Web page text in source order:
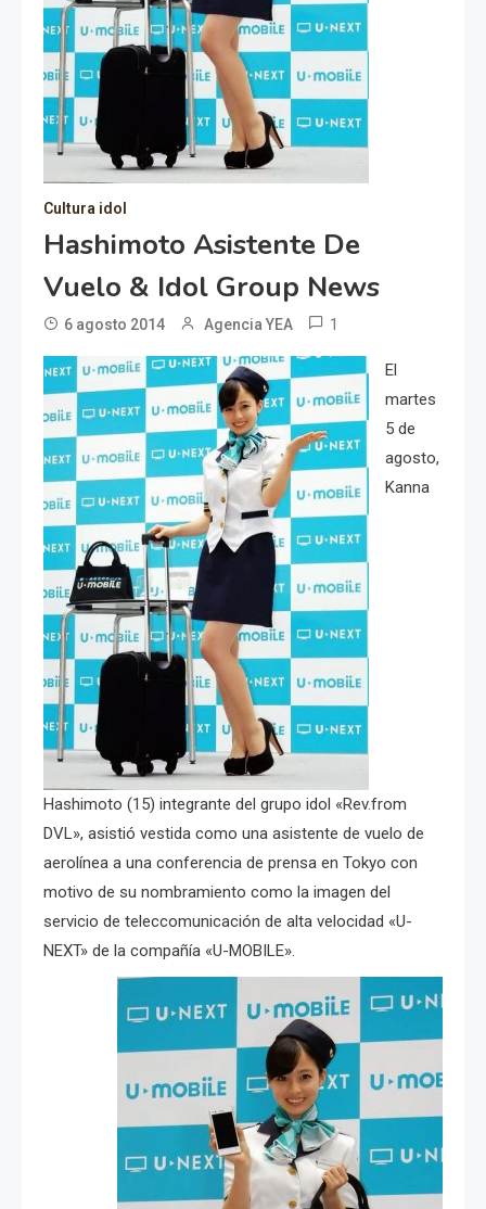
Cultura idol
Hashimoto Asistente De
Vuelo & Idol Group News
6 agosto 2014 Agencia YEA 1
El
martes
5 de
agosto,
Kanna
Hashimoto (15) integrante del grupo idol «Rev.from
DVL», asistió vestida como una asistente de vuelo de
aerolínea a una conferencia de prensa en Tokyo con
motivo de su nombramiento como la imagen del
servicio de teleccomunicación de alta velocidad «U-
NEXT» de la compañía «U-MOBILE».